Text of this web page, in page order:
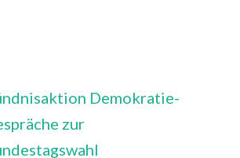
Demokratie-
zur